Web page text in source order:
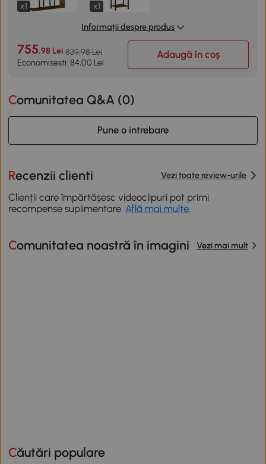
x1
x1
Informații despre produs
755,98 Lei 839,98 Lei
Economisesti: 84,00 Lei
Adaugă în coș
Comunitatea Q&A (0)
Pune o intrebare
Recenzii clienti Vezi toate review-urile
Clienții care împărtășesc videoclipuri pot primi
recompense suplimentare. Află mai multe.
Comunitatea noastră în imagini Vezi mai mult
Căutări populare